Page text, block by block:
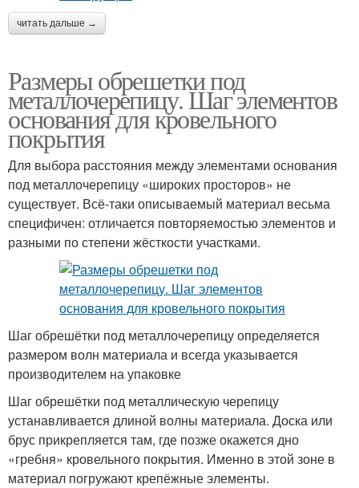
читать дальше →
Размеры обрешетки под
металлочерепицу. Шаг элементов
основания для кровельного
покрытия
Для выбора расстояния между элементами основания
под металлочерепицу «широких просторов» не
существует. Всё-таки описываемый материал весьма
специфичен: отличается повторяемостью элементов и
разными по степени жёсткости участками.
Шаг обрешётки под металлочерепицу определяется
размером волн материала и всегда указывается
производителем на упаковке
Шаг обрешётки под металлическую черепицу
устанавливается длиной волны материала. Доска или
брус прикрепляется там, где позже окажется дно
«гребня» кровельного покрытия. Именно в этой зоне в
материал погружают крепёжные элементы.